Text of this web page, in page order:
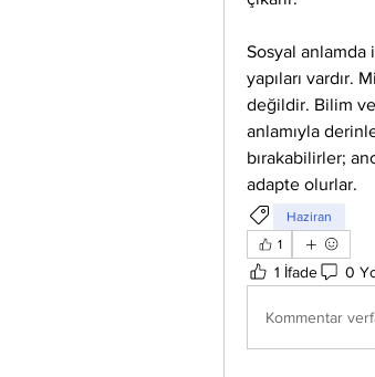
Sosyal
yapıları vardır.
değildir. Bilim
anlamıyla
bırakabilirler;
adapte olurlar.
Haziran
1
1 İfade 0
Kommentar